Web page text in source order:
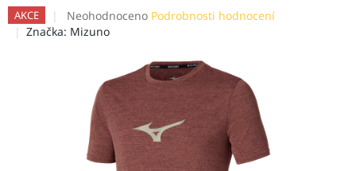
AKCE
Průměrné
hodnocení
hvězdiček.
Neohodnoceno Podrobnosti hodnocení
Značka: Mizuno